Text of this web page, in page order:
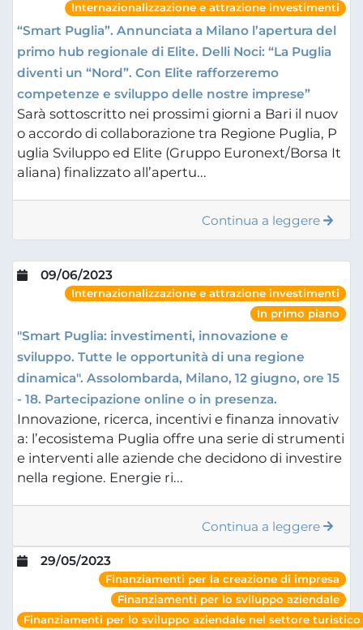
Internazionalizzazione e attrazione investimenti
“Smart Puglia”. Annunciata a Milano l’apertura del
primo hub regionale di Elite. Delli Noci: “La Puglia
diventi un “Nord”. Con Elite rafforzeremo
competenze e sviluppo delle nostre imprese”
Sarà sottoscritto nei prossimi giorni a Bari il nuov
o accordo di collaborazione tra Regione Puglia, P
uglia Sviluppo ed Elite (Gruppo Euronext/Borsa It
aliana) finalizzato all’apertu...
Continua a leggere
09/06/2023
Internazionalizzazione e attrazione investimenti
In primo piano
"Smart Puglia: investimenti, innovazione e
sviluppo. Tutte le opportunità di una regione
dinamica". Assolombarda, Milano, 12 giugno, ore 15
- 18. Partecipazione online o in presenza.
Innovazione, ricerca, incentivi e finanza innovativ
a: l’ecosistema Puglia offre una serie di strumenti
e interventi alle aziende che decidono di investire
nella regione. Energie ri...
Continua a leggere
29/05/2023
Finanziamenti per la creazione di impresa
Finanziamenti per lo sviluppo aziendale
Finanziamenti per lo sviluppo aziendale nel settore turistico